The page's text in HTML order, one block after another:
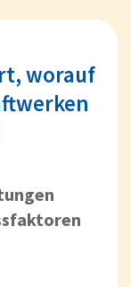
worauf